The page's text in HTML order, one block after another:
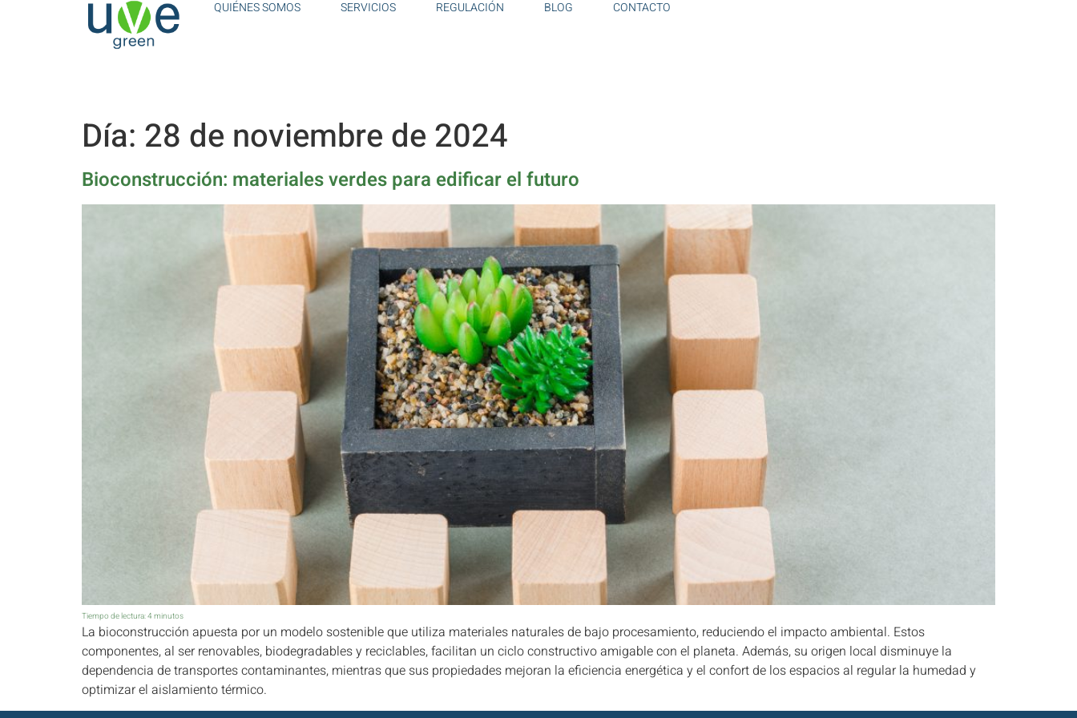
QUIÉNES SOMOS SERVICIOS REGULACIÓN BLOG CONTACTO
Día: 28 de noviembre de 2024
Bioconstrucción: materiales verdes para edificar el futuro
Tiempo de lectura:4 minutos
La bioconstrucción apuesta por un modelo sostenible que utiliza materiales naturales de bajo procesamiento, reduciendo el impacto ambiental. Estos
componentes, al ser renovables, biodegradables y reciclables, facilitan un ciclo constructivo amigable con el planeta. Además, su origen local disminuye la
dependencia de transportes contaminantes, mientras que sus propiedades mejoran la eficiencia energética y el confort de los espacios al regular la humedad y
optimizar el aislamiento térmico.